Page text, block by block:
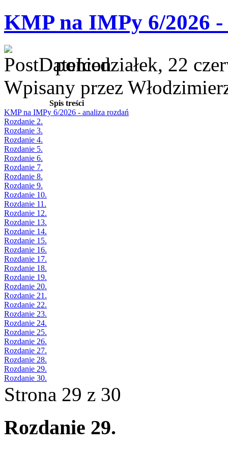
KMP na IMPy 6/2026
poniedziałek, 22
Wpisany przez
Spis treści
KMP na IMPy 6/2026 - analiza rozdań
Rozdanie 2.
Rozdanie 3.
Rozdanie 4.
Rozdanie 5.
Rozdanie 6.
Rozdanie 7.
Rozdanie 8.
Rozdanie 9.
Rozdanie 10.
Rozdanie 11.
Rozdanie 12.
Rozdanie 13.
Rozdanie 14.
Rozdanie 15.
Rozdanie 16.
Rozdanie 17.
Rozdanie 18.
Rozdanie 19.
Rozdanie 20.
Rozdanie 21.
Rozdanie 22.
Rozdanie 23.
Rozdanie 24.
Rozdanie 25.
Rozdanie 26.
Rozdanie 27.
Rozdanie 28.
Rozdanie 29.
Rozdanie 30.
Strona 29 z 30
Rozdanie 29.